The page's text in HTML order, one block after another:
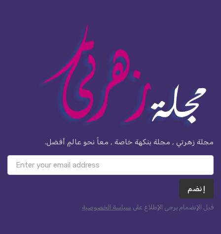
مجلة زهرتي , مجلة بنكهة خاصة , معاً نحو عالمٍ أفضل.
إنضم
قبل الإنضمام يرجى الإطلاع على سياسة الخصوصية